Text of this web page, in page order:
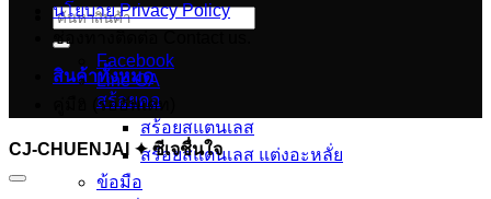
ค้นหา:
สินค้าทั้งหมด
สร้อยคอ
สร้อยสแตนเลส
สร้อยสแตนเลส แต่งอะหลั่ย
ข้อมือ
นโยบาย Privacy Policy
ช่องทางติดต่อ Contact us.
Facebook
Line OA
คู่มือ (รออัพเดท)
CJ-CHUENJAI ✦ ซีเจชื่นใจ